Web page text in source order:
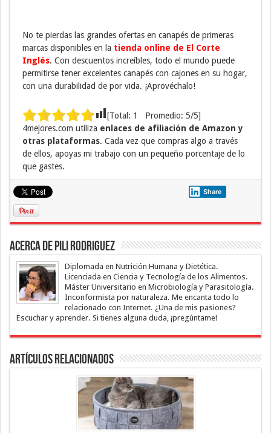
No te pierdas las grandes ofertas en canapés de primeras
marcas disponibles en la tienda online de El Corte
Inglés. Con descuentos increíbles, todo el mundo puede
permitirse tener excelentes canapés con cajones en su hogar,
con una durabilidad de por vida. ¡Aprovéchalo!
[Total: 1 Promedio: 5/5]
4mejores.com utiliza enlaces de afiliación de Amazon y
otras plataformas. Cada vez que compras algo a través
de ellos, apoyas mi trabajo con un pequeño porcentaje de lo
que gastes.
Share
Acerca de Pili Rodriguez
Diplomada en Nutrición Humana y Dietética.
Licenciada en Ciencia y Tecnología de los Alimentos.
Máster Universitario en Microbiología y Parasitología.
Inconformista por naturaleza. Me encanta todo lo
relacionado con Internet. ¿Una de mis pasiones?
Escuchar y aprender. Si tienes alguna duda, ¡pregúntame!
Artículos Relacionados